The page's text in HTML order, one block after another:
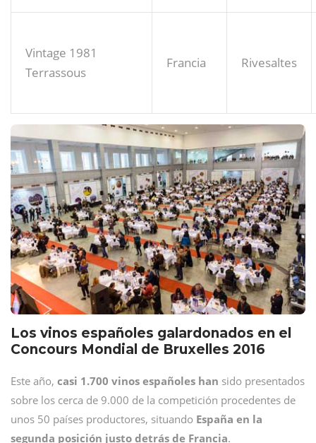
Vintage 1981
Terrassous
Francia Rivesaltes
Los vinos españoles galardonados en el
Concours Mondial de Bruxelles 2016
Este año, casi 1.700 vinos españoles han sido presentados
sobre los cerca de 9.000 de la competición procedentes de
unos 50 países productores, situando España en la
segunda posición justo detrás de Francia.